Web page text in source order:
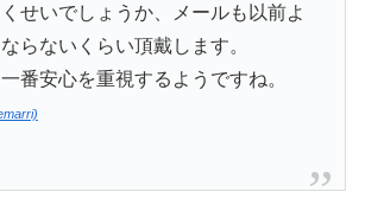
せいでしょうか、メールも以前よ
らないくらい頂戴します。
番安心を重視するようですね。